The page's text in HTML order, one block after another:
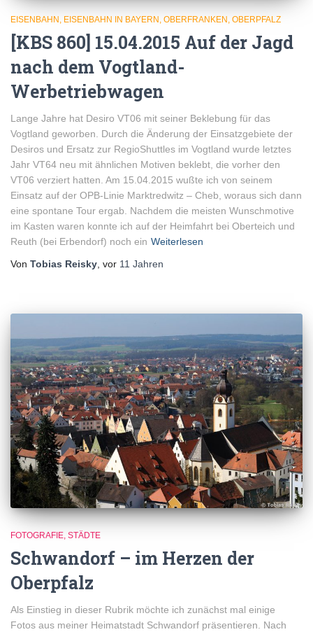
EISENBAHN EISENBAHN IN BAYERN OBERFRANKEN OBERPFALZ
[KBS 860] 15.04.2015 Auf der Jagd
nach dem Vogtland-
Werbetriebwagen
Lange Jahre hat Desiro VT06 mit seiner Beklebung für das
Vogtland geworben. Durch die Änderung der Einsatzgebiete der
Desiros und Ersatz zur RegioShuttles im Vogtland wurde letztes
Jahr VT64 neu mit ähnlichen Motiven beklebt, die vorher den
VT06 verziert hatten. Am 15.04.2015 wußte ich von seinem
Einsatz auf der OPB-Linie Marktredwitz – Cheb, woraus sich dann
eine spontane Tour ergab. Nachdem die meisten Wunschmotive
im Kasten waren konnte ich auf der Heimfahrt bei Oberteich und
Reuth (bei Erbendorf) noch ein Weiterlesen
Von Tobias Reisky , vor 11 Jahren
FOTOGRAFIE STÄDTE
Schwandorf – im Herzen der
Oberpfalz
Als Einstieg in dieser Rubrik möchte ich zunächst mal einige
Fotos aus meiner Heimatstadt Schwandorf präsentieren. Nach